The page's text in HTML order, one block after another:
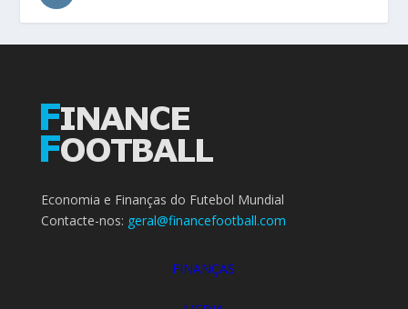
Economia e Finanças do Futebol Mundial
Contacte-nos: geral@financefootball.com
FINANÇAS